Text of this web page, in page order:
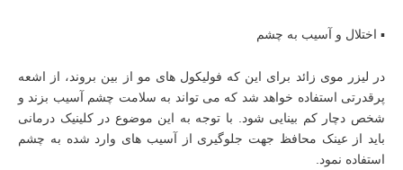
▪︎ اختلال و آسیب به چشم
در لیزر موی زائد برای این که فولیکول ‌های مو از بین بروند، از اشعه‌
پرقدرتی استفاده خواهد شد که می‌ تواند به سلامت چشم‌ آسیب بزند و
شخص دچار کم بینایی شود. با توجه به این موضوع در کلینیک‌ درمانی
باید از عینک محافظ جهت جلوگیری از آسیب های وارد شده به چشم
استفاده نمود.